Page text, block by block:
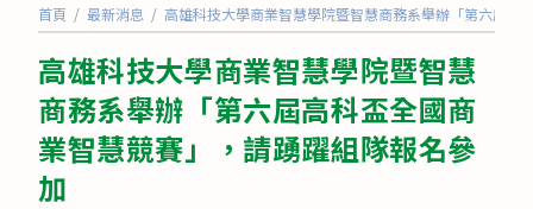
首頁 / 最新消息 / 高雄科技大學商業智慧學院暨智慧商務系舉辦「第六屆高
高雄科技大學商業智慧學院暨智慧
商務系舉辦「第六屆高科盃全國商
業智慧競賽」，請踴躍組隊報名參
加